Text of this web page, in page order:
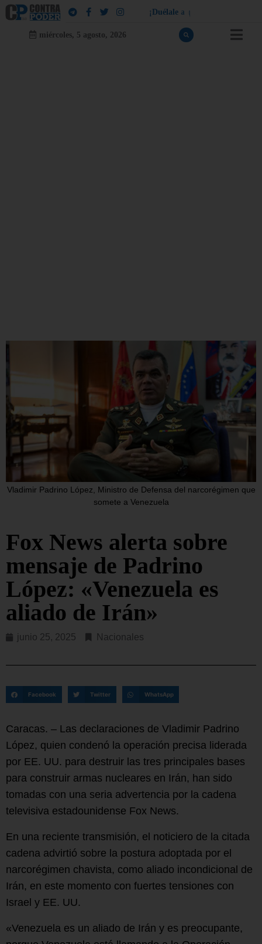
¡ Dué a e a q
miércoles, 5 agosto, 2026
Vladimir Padrino López, Ministro de Defensa del narcorégimen que
somete a Venezuela
Fox News alerta sobre
mensaje de Padrino
López: «Venezuela es
aliado de Irán»
junio 25, 2025 Nacionales
Facebook Twitter WhatsApp
Caracas. – Las declaraciones de Vladimir Padrino
López, quien condenó la operación precisa liderada
por EE. UU. para destruir las tres principales bases
para construir armas nucleares en Irán, han sido
tomadas con una seria advertencia por la cadena
televisiva estadounidense Fox News.
En una reciente transmisión, el noticiero de la citada
cadena advirtió sobre la postura adoptada por el
narcorégimen chavista, como aliado incondicional de
Irán, en este momento con fuertes tensiones con
Israel y EE. UU.
«Venezuela es un aliado de Irán y es preocupante,